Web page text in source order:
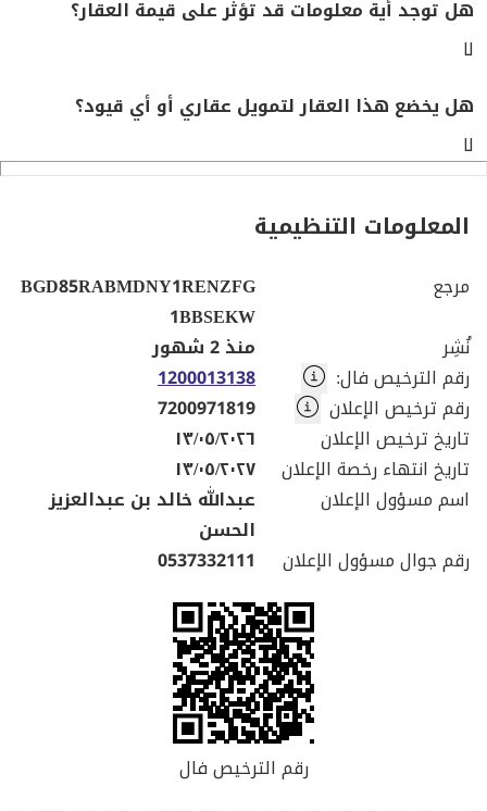
هل توجد أية معلومات قد تؤثر على قيمة العقار؟
لا
هل يخضع هذا العقار لتمويل عقاري أو أي قيود؟
لا
المعلومات التنظيمية
مرجع
BGD85RABMDNY1RENZFG
1BBSEKW
نُشِر
منذ 2 شهور
رقم الترخيص فال:
1200013138
رقم ترخيص الإعلان
7200971819
تاريخ ترخيص الإعلان
١٣/٠٥/٢٠٢٦
تاريخ انتهاء رخصة الإعلان
١٣/٠٥/٢٠٢٧
اسم مسؤول الإعلان
عبدالله خالد بن عبدالعزيز
الحسن
رقم جوال مسؤول الإعلان
0537332111
رقم الترخيص فال